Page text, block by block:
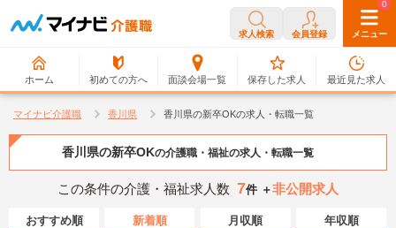
求人検索 会員登録 メニュー
ホーム 初めての方へ 面談会場一覧
0
保存した求人
0
最近見た求人
マイナビ介護職 香川県 香川県の新卒OKの求人・転職一覧
香川県の新卒OKの介護職・福祉の求人・転職一覧
この条件の介護・福祉求人数 7件 ＋非公開求人
おすすめ順 新着順 月収順 年収順